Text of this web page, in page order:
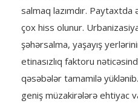
salmaq lazımdır. Paytaxtda
çox hiss olunur.
şəhərsalma, yaşayış
etinasızlıq faktoru
qəsəbələr tamamilə
geniş müzakirələrə ehtiyac